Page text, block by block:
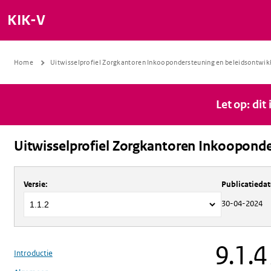
KIK-V
Home Uitwisselprofiel Zorgkantoren Inkoopondersteuning en
Let op: dit
Uitwisselprofiel Zorgkantoren
Over Uitwisselprofiel Zorgkantoren
Versie:
30-04-2024
Introductie